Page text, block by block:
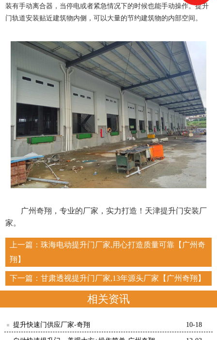
装有手动离合器，当停电或者紧急情况下的时候也能手动操作。提升
门轨道安装贴近建筑物内侧，可以大量的节约建筑物的内部空间。
广州奇翔，专业的厂家，实力打造！天津提升门安装厂
家。
上一篇： 珠海电动提升门厂家,用心打造质量可靠【广州奇
翔】
下一篇： 甘肃透视提升门厂家,13年源头厂家【广州奇翔】
相关资讯
提升快速门供应厂家-奇翔 10-18